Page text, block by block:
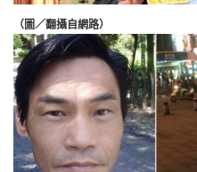
（圖／翻攝自網路）